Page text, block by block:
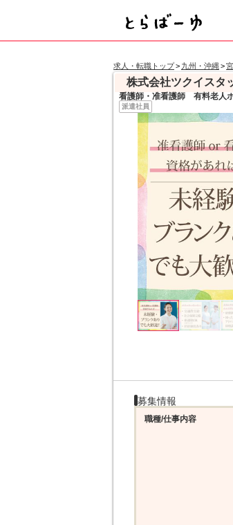
求人・転職トップ> 九州・沖縄 >
株式会社ツクイス
看護師・准看護師 有料老
派遣社員
募集情報
職種/仕事内容